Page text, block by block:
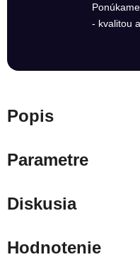
- kvalitou
Popis
Parametre
Diskusia
Hodnotenie